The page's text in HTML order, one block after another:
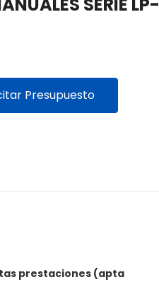
Presupuesto
prestaciones (apta